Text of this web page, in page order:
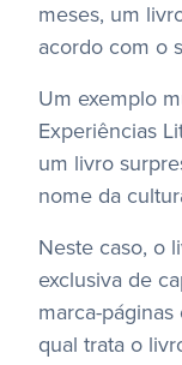
meses, um
acordo com o
Um exemplo
Experiências
um livro
nome da
Neste caso, o
exclusiva de
marca-
qual trata o